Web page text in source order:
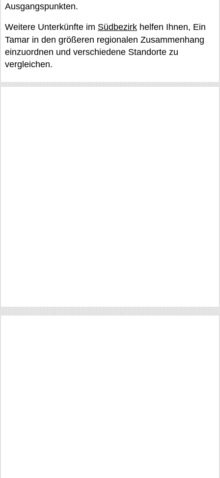
Ausgangspunkten.
Weitere Unterkünfte im Südbezirk helfen Ihnen, Ein
Tamar in den größeren regionalen Zusammenhang
einzuordnen und verschiedene Standorte zu
vergleichen.